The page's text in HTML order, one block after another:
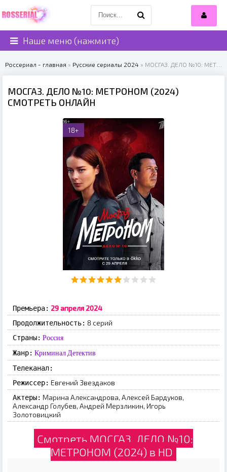
Наше меню (нажмите)
Россериал - главная » Русские сериалы 2024 » МОСГАЗ. ДЕЛО №10: МЕТРОНОМ (2024)
МОСГАЗ. ДЕЛО №10: МЕТРОНОМ (2024)
СМОТРЕТЬ ОНЛАЙН
18+
Премьера: 29 апреля 2024
Продолжительность: 8 серий
Страны: Россия
Жанр: Криминал Детектив
Телеканал:
Режиссер: Евгений Звездаков
Актеры: Марина Александрова, Алексей Бардуков,
Александр Голубев, Андрей Мерзликин, Игорь
Золотовицкий
Смотреть МОСГАЗ. ДЕЛО №10:
МЕТРОНОМ (2024) в HD